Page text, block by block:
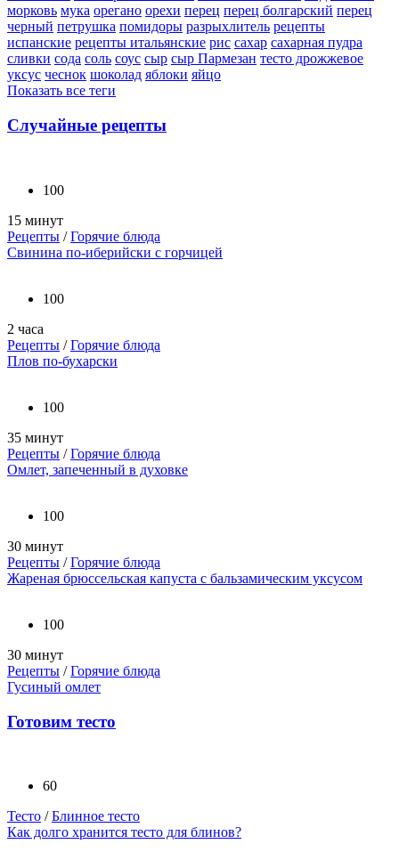
морковь мука орегано орехи перец перец болгарский перец
черный петрушка помидоры разрыхлитель рецепты
испанские рецепты итальянские рис сахар сахарная пудра
сливки сода соль соус сыр сыр Пармезан тесто дрожжевое
уксус чеснок шоколад яблоки яйцо
Показать все теги
Случайные рецепты
100
15 минут
Рецепты /Горячие блюда
Свинина по-иберийски с горчицей
100
2 часа
Рецепты /Горячие блюда
Плов по-бухарски
100
35 минут
Рецепты /Горячие блюда
Омлет, запеченный в духовке
100
30 минут
Рецепты /Горячие блюда
Жареная брюссельская капуста с бальзамическим уксусом
100
30 минут
Рецепты /Горячие блюда
Гусиный омлет
Готовим тесто
60
Тесто /Блинное тесто
Как долго хранится тесто для блинов?